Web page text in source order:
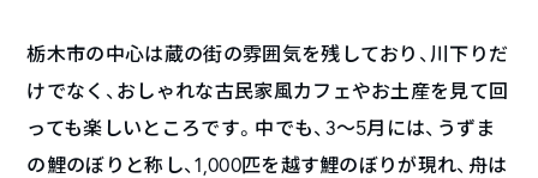
栃木市の中心は蔵の街の雰囲気を残しており、川下りだ
けでなく、おしゃれな古民家風カフェやお土産を見て回
っても楽しいところです。中でも、3〜5月には、うずま
の鯉のぼりと称し、1,000匹を越す鯉のぼりが現れ、舟は